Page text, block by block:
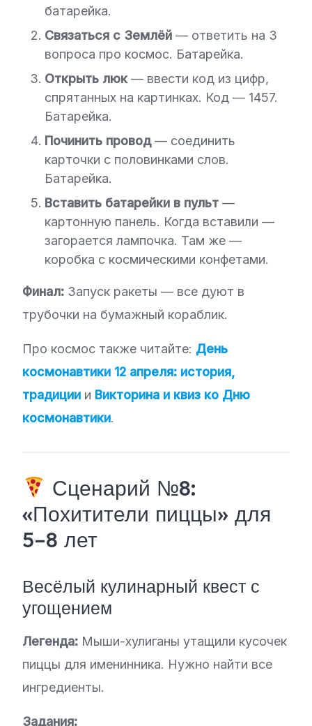
батарейка.
Связаться с Землёй — ответить на 3
вопроса про космос. Батарейка.
Открыть люк— ввести код из цифр,
спрятанных на картинках. Код — 1457.
Батарейка.
Починить провод— соединить
карточки с половинками слов.
Батарейка.
Вставить батарейки в пульт —
картонную панель. Когда вставили —
загорается лампочка. Там же —
коробка с космическими конфетами.
Финал: Запуск ракеты — все дуют в
трубочки на бумажный кораблик.
Про космос также читайте: День
космонавтики 12 апреля: история,
традиции и Викторина и квиз ко Дню
космонавтики.
Сценарий №8:
«Похитители пиццы» для
5–8 лет
Весёлый кулинарный квест с
угощением
Легенда: Мыши-хулиганы утащили кусочек
пиццы для именинника. Нужно найти все
ингредиенты.
Задания: